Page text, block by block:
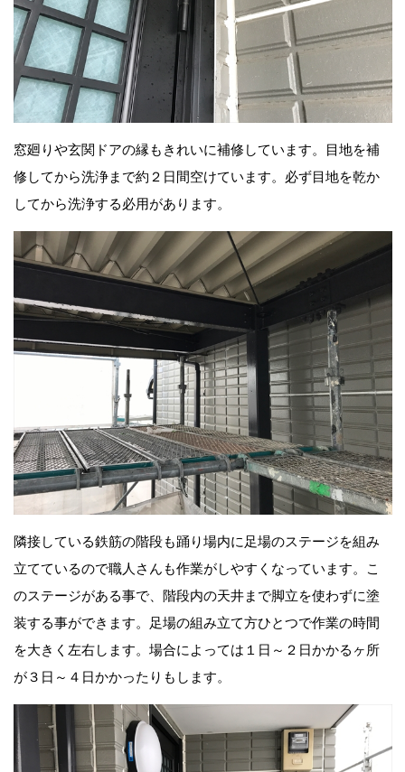
窓廻りや玄関ドアの縁もきれいに補修しています。目地を補
修してから洗浄まで約２日間空けています。必ず目地を乾か
してから洗浄する必用があります。
隣接している鉄筋の階段も踊り場内に足場のステージを組み
立てているので職人さんも作業がしやすくなっています。こ
のステージがある事で、階段内の天井まで脚立を使わずに塗
装する事ができます。足場の組み立て方ひとつで作業の時間
を大きく左右します。場合によっては１日～２日かかるヶ所
が３日～４日かかったりもします。